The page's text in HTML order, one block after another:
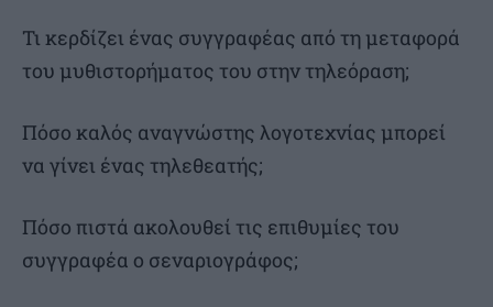
Τι κερδίζει ένας συγγραφέας από τη μεταφορά
του μυθιστορήματος του στην τηλεόραση;
Πόσο καλός αναγνώστης λογοτεχνίας μπορεί
να γίνει ένας τηλεθεατής;
Πόσο πιστά ακολουθεί τις επιθυμίες του
συγγραφέα ο σεναριογράφος;